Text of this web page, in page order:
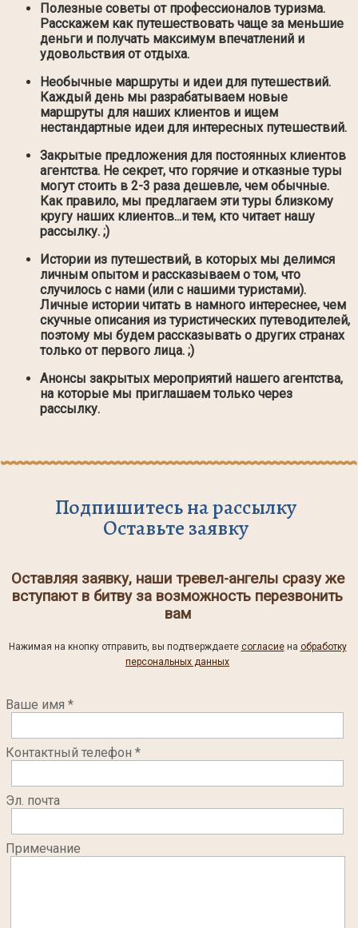
Полезные советы от профессионалов туризма.
Расскажем как путешествовать чаще за меньшие
деньги и получать максимум впечатлений и
удовольствия от отдыха.
Необычные маршруты и идеи для путешествий.
Каждый день мы разрабатываем новые
маршруты для наших клиентов и ищем
нестандартные идеи для интересных путешествий.
Закрытые предложения для постоянных клиентов
агентства. Не секрет, что горячие и отказные туры
могут стоить в 2-3 раза дешевле, чем обычные.
Как правило, мы предлагаем эти туры близкому
кругу наших клиентов...и тем, кто читает нашу
рассылку. ;)
Истории из путешествий, в которых мы делимся
личным опытом и рассказываем о том, что
случилось с нами (или с нашими туристами).
Личные истории читать в намного интереснее, чем
скучные описания из туристических путеводителей,
поэтому мы будем рассказывать о других странах
только от первого лица. ;)
Анонсы закрытых мероприятий нашего агентства,
на которые мы приглашаем только через
рассылку.
Подпишитесь на рассылку
Оставьте заявку
Оставляя заявку, наши тревел-ангелы сразу же
вступают в битву за возможность перезвонить
вам
Нажимая на кнопку отправить, вы подтверждаете согласиена обработку
персональных данных
Ваше имя *
Контактный телефон *
Эл. почта
Примечание